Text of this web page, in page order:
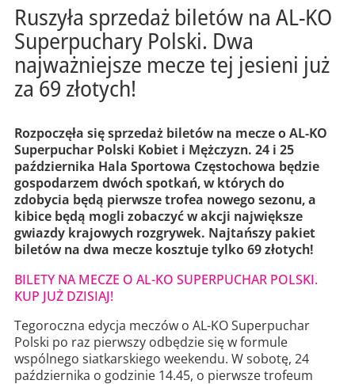
Ruszyła sprzedaż biletów na AL-KO
Superpuchary Polski. Dwa
najważniejsze mecze tej jesieni już
za 69 złotych!
Rozpoczęła się sprzedaż biletów na mecze o AL-KO
Superpuchar Polski Kobiet i Mężczyzn. 24 i 25
października Hala Sportowa Częstochowa będzie
gospodarzem dwóch spotkań, w których do
zdobycia będą pierwsze trofea nowego sezonu, a
kibice będą mogli zobaczyć w akcji największe
gwiazdy krajowych rozgrywek. Najtańszy pakiet
biletów na dwa mecze kosztuje tylko 69 złotych!
BILETY NA MECZE O AL-KO SUPERPUCHAR POLSKI.
KUP JUŻ DZISIAJ!
Tegoroczna edycja meczów o AL-KO Superpuchar
Polski po raz pierwszy odbędzie się w formule
wspólnego siatkarskiego weekendu. W sobotę, 24
października o godzinie 14.45, o pierwsze trofeum